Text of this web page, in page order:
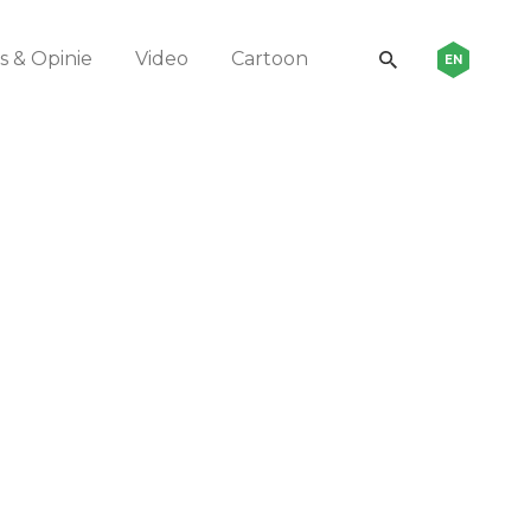
& Opinie Video Cartoon EN